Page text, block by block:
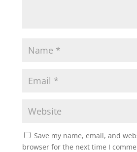
Save my name, email, and
browser for the next time I